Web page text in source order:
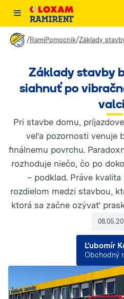
/RamiPomocnik/Základy
Základy stavby
siahnuť po
Pri stavbe domu,
veľa pozornosti venuje
finálnemu povrchu.
rozhoduje niečo, čo po
– podklad. Práve
rozdielom medzi stavbou,
ktorá sa začne ozývať
Ľubomír
Obchodný